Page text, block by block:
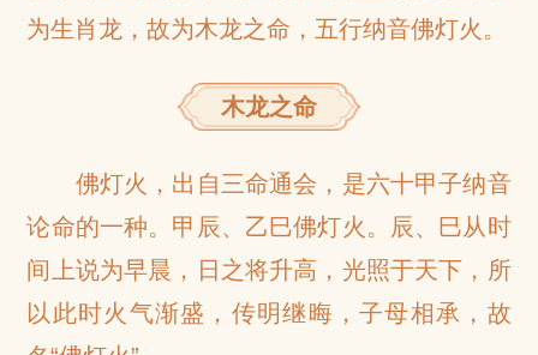
为生肖龙，故为木龙之命，五行纳音佛灯火。
木龙之命
佛灯火，出自三命通会，是六十甲子纳音
论命的一种。甲辰、乙巳佛灯火。辰、巳从时
间上说为早晨，日之将升高，光照于天下，所
以此时火气渐盛，传明继晦，子母相承，故